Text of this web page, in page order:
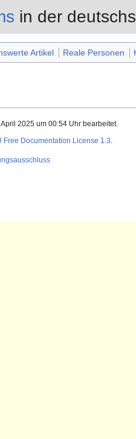
in der
Artikel Reale Personen
2025 um 00:54 Uhr bearbeitet.
Free Documentation License 1.3